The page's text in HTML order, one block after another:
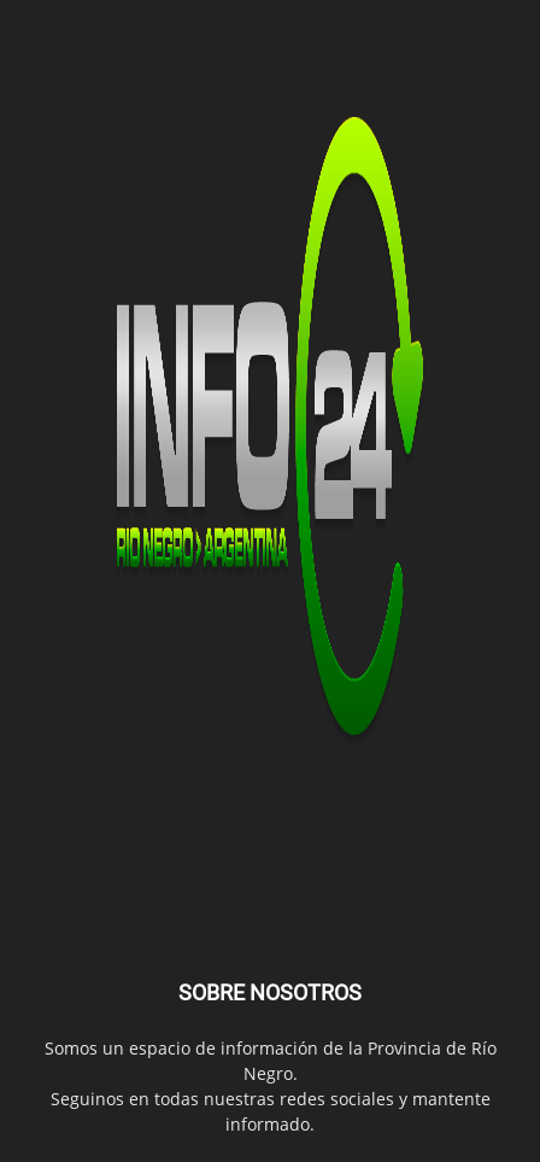
SOBRE NOSOTROS
Somos un espacio de información de la Provincia de Río
Negro.
Seguinos en todas nuestras redes sociales y mantente
informado.